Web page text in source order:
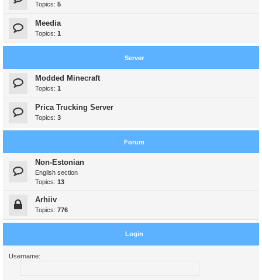
Topics: 5
Meedia
Topics: 1
Server
Modded Minecraft
Topics: 1
Prica Trucking Server
Topics: 3
Forum
Non-Estonian
English section
Topics: 13
Arhiiv
Topics: 776
Login
Username: